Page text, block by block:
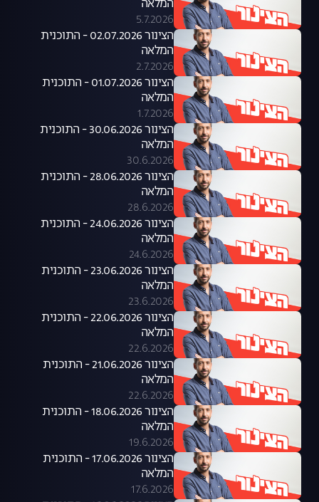
המלאה
5.7.2026
הצינור 02.07.2026 - התוכנית
המלאה
2.7.2026
הצינור 01.07.2026 - התוכנית
המלאה
1.7.2026
הצינור 30.06.2026 - התוכנית
המלאה
30.6.2026
הצינור 28.06.2026 - התוכנית
המלאה
28.6.2026
הצינור 24.06.2026 - התוכנית
המלאה
24.6.2026
הצינור 23.06.2026 - התוכנית
המלאה
23.6.2026
הצינור 22.06.2026 - התוכנית
המלאה
22.6.2026
הצינור 21.06.2026 - התוכנית
המלאה
22.6.2026
הצינור 18.06.2026 - התוכנית
המלאה
19.6.2026
הצינור 17.06.2026 - התוכנית
המלאה
17.6.2026